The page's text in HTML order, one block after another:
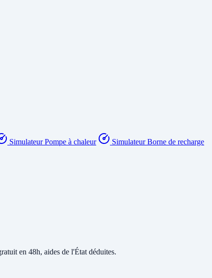
Simulateur Pompe à chaleur
Simulateur Borne de recharge
en 48h, aides de l'État déduites.